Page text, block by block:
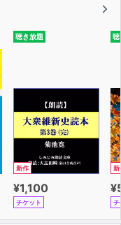
聴き放題
新作
¥1,100
チケット
聴
新
チ